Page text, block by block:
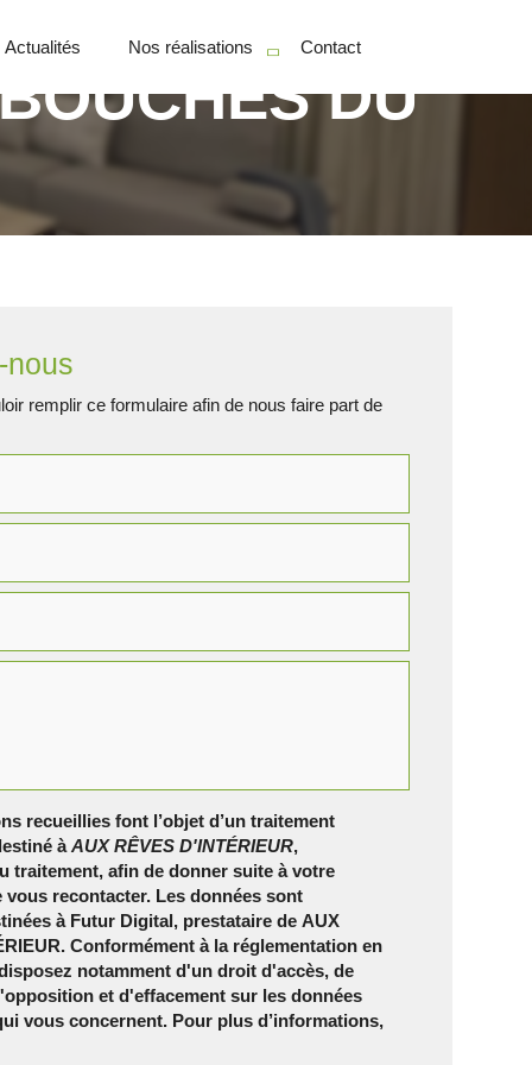
Actualités Nos réalisations Contact
DU
nous
remplir ce formulaire afin de nous faire part de
recueillies font l’objet d’un traitement
àAUX RÊVES D'INTÉRIEUR,
traitement, afin de donner suite à votre
vous recontacter. Les données sont
à Futur Digital, prestataire de AUX
Conformément à la réglementation en
notamment d'un droit d'accès, de
et d'effacement sur les données
vous concernent. Pour plus d’informations,